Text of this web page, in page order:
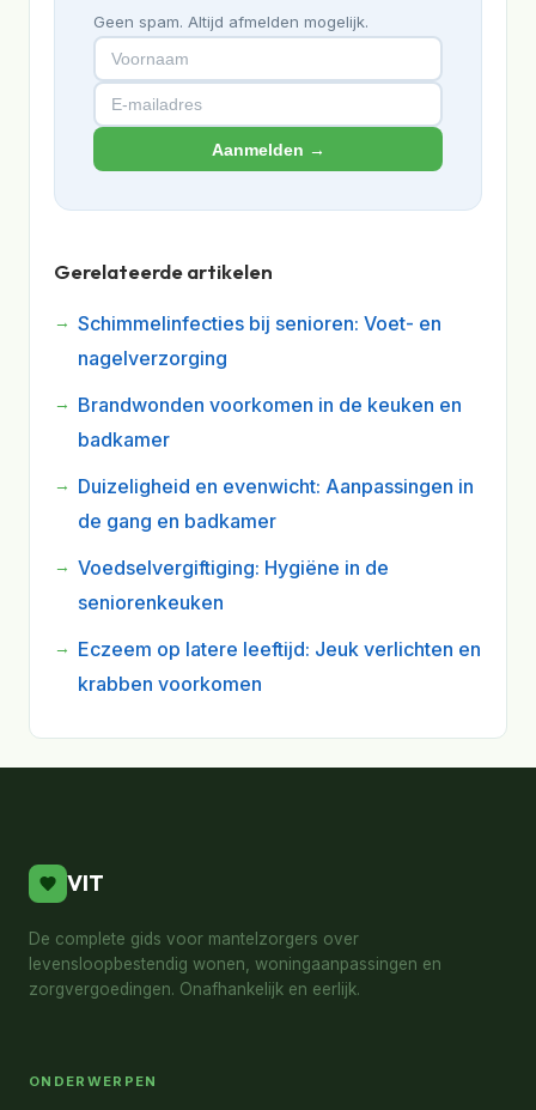
Geen spam. Altijd afmelden mogelijk.
Aanmelden →
Gerelateerde artikelen
Schimmelinfecties bij senioren: Voet- en
nagelverzorging
Brandwonden voorkomen in de keuken en
badkamer
Duizeligheid en evenwicht: Aanpassingen in
de gang en badkamer
Voedselvergiftiging: Hygiëne in de
seniorenkeuken
Eczeem op latere leeftijd: Jeuk verlichten en
krabben voorkomen
VIT
De complete gids voor mantelzorgers over
levensloopbestendig wonen, woningaanpassingen en
zorgvergoedingen. Onafhankelijk en eerlijk.
ONDERWERPEN